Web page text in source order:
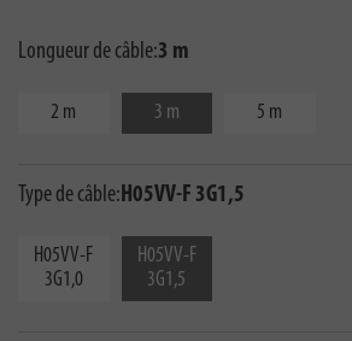
Longueur de câble:3 m
2 m 3 m 5 m
Type de câble:H05VV-F 3G1,5
H05VV-F
3G1,0
H05VV-F
3G1,5